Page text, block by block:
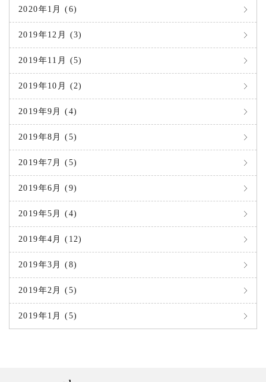
2020年1月 (6)
2019年12月 (3)
2019年11月 (5)
2019年10月 (2)
2019年9月 (4)
2019年8月 (5)
2019年7月 (5)
2019年6月 (9)
2019年5月 (4)
2019年4月 (12)
2019年3月 (8)
2019年2月 (5)
2019年1月 (5)